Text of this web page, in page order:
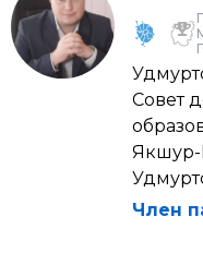
Совет
Якшур-
Член